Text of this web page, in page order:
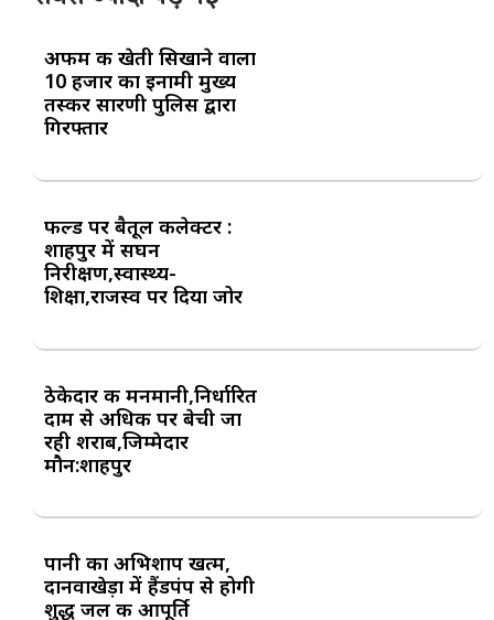
अफीम की खेती सिखाने वाला
10 हजार का इनामी मुख्य
तस्कर सारणी पुलिस द्वारा
गिरफ्तार
फील्ड पर बैतूल कलेक्टर :
शाहपुर में सघन
निरीक्षण,स्वास्थ्य-
शिक्षा,राजस्व पर दिया जोर
ठेकेदार की मनमानी,निर्धारित
दाम से अधिक पर बेची जा
रही शराब,जिम्मेदार
मौन:शाहपुर
पानी का अभिशाप खत्म,
दानवाखेड़ा में हैंडपंप से होगी
शुद्ध जल की आपूर्ति